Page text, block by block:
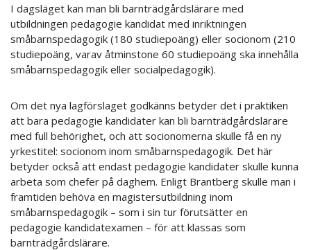
I dagsläget kan man bli barnträdgårdslärare med
utbildningen pedagogie kandidat med inriktningen
småbarnspedagogik (180 studiepoäng) eller socionom (210
studiepoäng, varav åtminstone 60 studiepoäng ska innehålla
småbarnspedagogik eller socialpedagogik).
Om det nya lagförslaget godkänns betyder det i praktiken
att bara pedagogie kandidater kan bli barnträdgårdslärare
med full behörighet, och att socionomerna skulle få en ny
yrkestitel: socionom inom småbarnspedagogik. Det här
betyder också att endast pedagogie kandidater skulle kunna
arbeta som chefer på daghem. Enligt Brantberg skulle man i
framtiden behöva en magistersutbildning inom
småbarnspedagogik – som i sin tur förutsätter en
pedagogie kandidatexamen – för att klassas som
barnträdgårdslärare.